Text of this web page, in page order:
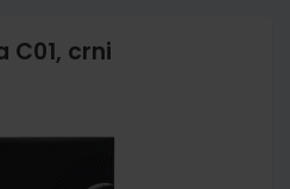
C01, crni